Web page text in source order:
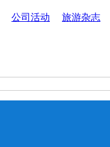
公司活动 旅游杂志